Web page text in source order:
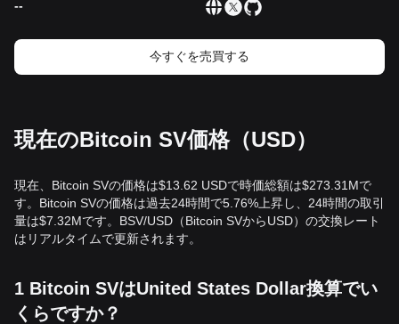
--
今すぐを売買する
現在のBitcoin SV価格（USD）
現在、Bitcoin SVの価格は$13.62 USDで時価総額は$273.31Mで
す。Bitcoin SVの価格は過去24時間で5.76%上昇し、24時間の取引
量は$7.32Mです。BSV/USD（Bitcoin SVからUSD）の交換レート
はリアルタイムで更新されます。
1 Bitcoin SVはUnited States Dollar換算でい
くらですか？